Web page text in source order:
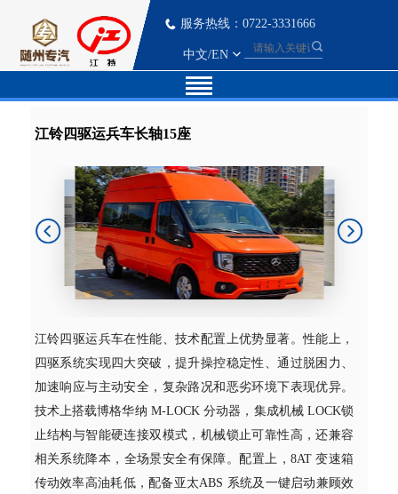
服务热线：0722-3331666
中文/EN
江铃四驱运兵车长轴15座
江铃四驱运兵车在性能、技术配置上优势显著。性能上，
四驱系统实现四大突破，提升操控稳定性、通过脱困力、
加速响应与主动安全，复杂路况和恶劣环境下表现优异。
技术上搭载博格华纳 M-LOCK 分动器，集成机械 LOCK锁
止结构与智能硬连接双模式，机械锁止可靠性高，还兼容
相关系统降本，全场景安全有保障。配置上，8AT 变速箱
传动效率高油耗低，配备亚太ABS 系统及一键启动兼顾效